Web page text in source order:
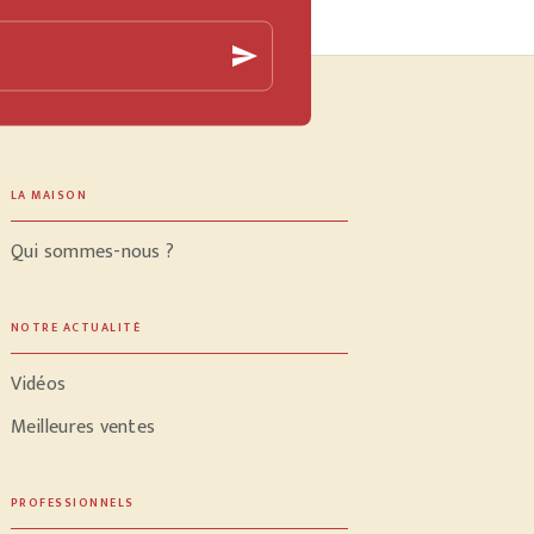
send
LA MAISON
Qui sommes-nous ?
NOTRE ACTUALITÉ
Vidéos
Meilleures ventes
PROFESSIONNELS